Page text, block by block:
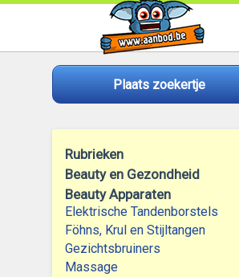
Plaats zoekertje
Rubrieken
Beauty en Gezondheid
Beauty Apparaten
Elektrische Tandenborstels
Föhns, Krul en Stijltangen
Gezichtsbruiners
Massage